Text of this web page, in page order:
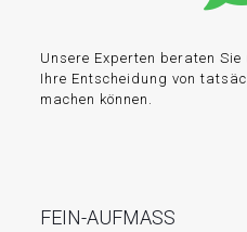
Unsere Experten beraten
Ihre Entscheidung von
machen können.
FEIN-AUFMASS